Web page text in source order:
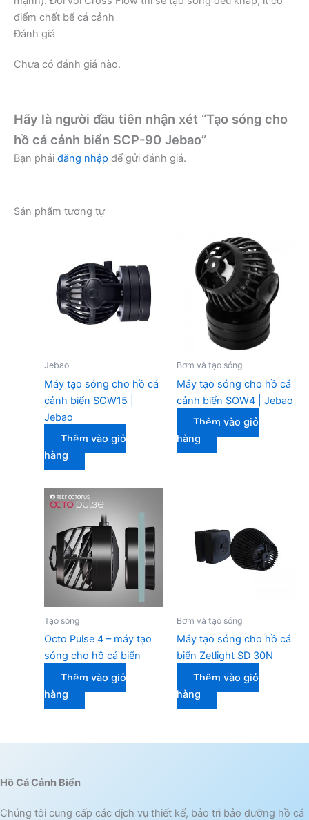
điểm chết bể cá cảnh
Đánh giá
Chưa có đánh giá nào.
Hãy là người đầu tiên nhận xét “Tạo sóng cho
hồ cá cảnh biển SCP-90 Jebao”
Bạn phải đăng nhập để gửi đánh giá.
Sản phẩm tương tự
Jebao
Máy tạo sóng cho hồ cá
cảnh biển SOW15 |
Jebao
Thêm vào giỏ
hàng
Bơm và tạo sóng
Máy tạo sóng cho hồ cá
cảnh biển SOW4 | Jebao
Thêm vào giỏ
hàng
Tạo sóng
Octo Pulse 4 – máy tạo
sóng cho hồ cá biển
Thêm vào giỏ
hàng
Bơm và tạo sóng
Máy tạo sóng cho hồ cá
biển Zetlight SD 30N
Thêm vào giỏ
hàng
Hồ Cá Cảnh Biển
Chúng tôi cung cấp các dịch vụ thiết kế, bảo trì bảo dưỡng hồ cá